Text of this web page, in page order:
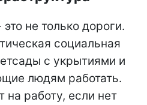
не только дороги.
социальная
с укрытиями и
людям работать.
работу, если нет